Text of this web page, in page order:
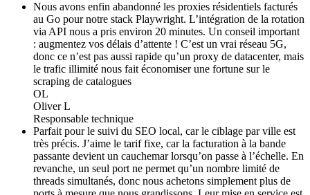
Nous avons enfin abandonné les proxies résidentiels facturés
au Go pour notre stack Playwright. L’intégration de la rotation
via API nous a pris environ 20 minutes. Un conseil important
: augmentez vos délais d’attente ! C’est un vrai réseau 5G,
donc ce n’est pas aussi rapide qu’un proxy de datacenter, mais
le trafic illimité nous fait économiser une fortune sur le
scraping de catalogues
OL
Oliver L
Responsable technique
Parfait pour le suivi du SEO local, car le ciblage par ville est
très précis. J’aime le tarif fixe, car la facturation à la bande
passante devient un cauchemar lorsqu’on passe à l’échelle. En
revanche, un seul port ne permet qu’un nombre limité de
threads simultanés, donc nous achetons simplement plus de